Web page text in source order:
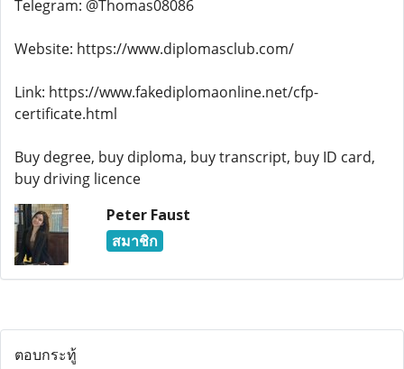
Telegram: @Thomas08086
Website: https://www.diplomasclub.com/
Link: https://www.fakediplomaonline.net/cfp-
certificate.html
Buy degree, buy diploma, buy transcript, buy ID card,
buy driving licence
Peter Faust
สมาชิก
ตอบกระทู้